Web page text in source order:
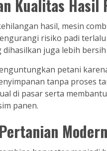
Kualitas Hasil
hasil, mesin
risiko padi
dihasilkan juga lebih
petani
tanpa proses
di pasar serta
panen.
Modern